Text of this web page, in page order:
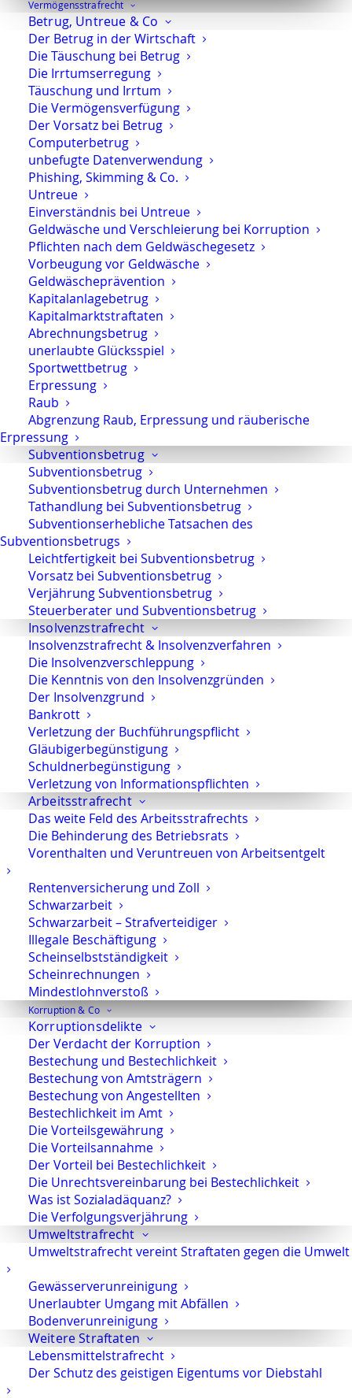
Vermögens­strafrecht
Betrug, Untreue & Co
Der Betrug in der Wirtschaft
Die Täuschung bei Betrug
Die Irrtumserregung
Täuschung und Irrtum
Die Vermögensverfügung
Der Vorsatz bei Betrug
Computerbetrug
unbefugte Datenverwendung
Phishing, Skimming & Co.
Untreue
Einverständnis bei Untreue
Geldwäsche und Verschleierung bei Korruption
Pflichten nach dem Geldwäschegesetz
Vorbeugung vor Geldwäsche
Geldwäscheprävention
Kapitalanlagebetrug
Kapitalmarktstraftaten
Abrechnungsbetrug
unerlaubte Glücksspiel
Sportwettbetrug
Erpressung
Raub
Abgrenzung Raub, Erpressung und räuberische
Erpressung
Subventionsbetrug
Subventionsbetrug
Subventionsbetrug durch Unternehmen
Tathandlung bei Subventionsbetrug
Subventionserhebliche Tatsachen des
Subventionsbetrugs
Leichtfertigkeit bei Subventionsbetrug
Vorsatz bei Subventionsbetrug
Verjährung Subventionsbetrug
Steuerberater und Subventionsbetrug
Insolvenzstrafrecht
Insolvenzstrafrecht & Insolvenzverfahren
Die Insolvenzverschleppung
Die Kenntnis von den Insolvenzgründen
Der Insolvenzgrund
Bankrott
Verletzung der Buchführungspflicht
Gläubigerbegünstigung
Schuldnerbegünstigung
Verletzung von Informationspflichten
Arbeitsstrafrecht
Das weite Feld des Arbeitsstrafrechts
Die Behinderung des Betriebsrats
Vorenthalten und Veruntreuen von Arbeitsentgelt
Rentenversicherung und Zoll
Schwarzarbeit
Schwarzarbeit – Strafverteidiger
Illegale Beschäftigung
Scheinselbstständigkeit
Scheinrechnungen
Mindestlohnverstoß
Korruption & Co
Korruptionsdelikte
Der Verdacht der Korruption
Bestechung und Bestechlichkeit
Bestechung von Amtsträgern
Bestechung von Angestellten
Bestechlichkeit im Amt
Die Vorteilsgewährung
Die Vorteilsannahme
Der Vorteil bei Bestechlichkeit
Die Unrechtsvereinbarung bei Bestechlichkeit
Was ist Sozialadäquanz?
Die Verfolgungsverjährung
Umweltstrafrecht
Umweltstrafrecht vereint Straftaten gegen die Umwelt
Gewässerverunreinigung
Unerlaubter Umgang mit Abfällen
Bodenverunreinigung
Weitere Straftaten
Lebensmittelstrafrecht
Der Schutz des geistigen Eigentums vor Diebstahl
der Situation zu machen.
E-Mail Teilen
Drucken
Das interessiert Sie vielleicht auch:
Stellungnahme zu einem StPO-
Reformvorschlag
Titelmissbrauch – Doktortitel auf dem
Briefkopf
Dual-Use-Vo – Verstoß gegen das
Außenwirtschaftsgesetz
Massenbetrug – Spanische Anleger müssen
nicht vernommen werden
EUStA – Europäische Staatsanwaltschaft
Aussenwirtschaftsgesetz – Verstoss gegen
Embargovorschriften
KI – Gesetz bietet Ansätze für Rechtssicherheit
und faires Verfahren (Gastbeitrag)
Mobil-Forensik – der EU-Standard kommt
(Gastbeitrag)
BEITRAG KOMMENTIEREN
Name*
E-Mail-Adresse*
Website